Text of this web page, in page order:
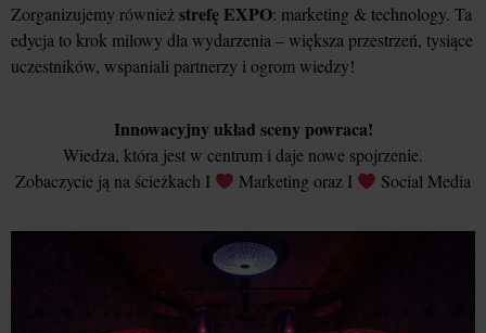
Zorganizujemy równieżstrefę EXPO: marketing & technology. Ta
edycja to krok milowy dla wydarzenia – większa przestrzeń, tysiące
uczestników, wspaniali partnerzy i ogrom wiedzy!
Innowacyjny układ sceny powraca!
Wiedza, która jest w centrum i daje nowe spojrzenie.
Zobaczycie ją na ścieżkach I
Marketing oraz I Social Media